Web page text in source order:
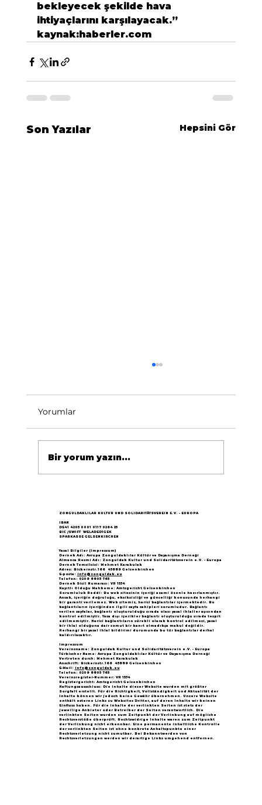
bekleyecek şekilde hava
ihtiyaçlarını karşılayacak.”
kaynak:haberler.com
Son Yazılar Hepsini Gör
büyük yankı uyandırdı...
Yorumlar
Bir yorum yazın...
ZONGULDAKLILAR KULTUR UND SOLIDARITÄTSVEREIN E.V. - EUROPA
IBAN
DE41 4205 0001 0117 0264 25
BIC /SWIFT WELADED1GEK
SPARKASSE GELSENKIRCHEN
Yasal Bilgiler (Impressum)
Dernek Adı: Avrupa Zonguldaklılar Kültür ve Dayanışma Derneği
Almanca Resmi Adı: Zonguldak Kultur und Solidaritätsverein e.V. - Europa
Dernek Temsilcisi: Mehmet Karakulak
Adres: Bickernstr.166 45889 Gelsenkirchen
E-posta: info@zonguldak.eu
Telefon: 0209 8805 765
Dernek Sicil Numarası: VR 1534
Kayıtlı Olduğu Mahkeme: Amtsgericht Gelsenkirchen
Sorumluluk Reddi: Bu web sitesinin içeriği azami özenle hazırlanmıştır.
Ancak, içeriğin doğruluğu, eksiksizliği ve güncelliği konusunda herhangi
bir garanti verilemez. Web sitemiz, harici bağlantılar içermektedir. Bu
bağlantıların içeriğinden ilgili sayfa sahipleri sorumludur. Bağlantı
verilen sayfalar, bağlantı oluşturulduğu sırada olası yasal ihlaller açısından
kontrol edilmiştir. Yasa dışı içerikler bağlantı oluşturulduğu sırada tespit
edilmemiştir. Harici bağlantıların sürekli olarak kontrol edilmesi, yasal
bir ihlal olduğuna dair somut bir kanıt olmadıkça makul değildir.
Herhangi bir yasal ihlal bildirimi durumunda bu tür bağlantılar derhal
kaldırılacaktır.
Impressum
Vereinsname: Zonguldak Kultur und Solidaritätsverein e.V. - Europa
Türkischer Name: Avrupa Zonguldaklılar Kültür ve Dayanışma Derneği
Vertreten durch: Mehmet Karakulak
Anschrift: Bickernstr.166 45889 Gelsenkirchen
E-Mail: info@zonguldak.eu
Telefon: 0209 8805 765
Vereinsregister-Nummer: VR 1534
Registergericht: Amtsgericht Gelsenkirchen
Haftungsausschluss: Die Inhalte dieser Website wurden mit größter
Sorgfalt erstellt. Für die Richtigkeit, Vollständigkeit und Aktualität der
Inhalte können wir jedoch keine Gewähr übernehmen. Unsere Website
enthält externe Links zu Websites Dritter, auf deren Inhalte wir keinen
Einfluss haben. Für die Inhalte der verlinkten Seiten ist stets der
jeweilige Anbieter oder Betreiber der Seiten verantwortlich. Die
verlinkten Seiten wurden zum Zeitpunkt der Verlinkung auf mögliche
Rechtsverstöße überprüft. Rechtswidrige Inhalte waren zum Zeitpunkt
der Verlinkung nicht erkennbar. Eine permanente inhaltliche Kontrolle
der verlinkten Seiten ist ohne konkrete Anhaltspunkte einer
Rechtsverletzung nicht zumutbar. Bei Bekanntwerden von
Rechtsverletzungen werden wir derartige Links umgehend entfernen.